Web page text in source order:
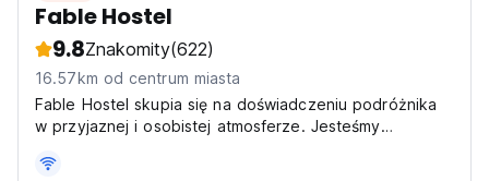
Fable Hostel
9.8Znakomity(622)
16.57km od centrum miasta
Fable Hostel skupia się na doświadczeniu podróżnika
w przyjaznej i osobistej atmosferze. Jesteśmy
niezapomnianego pobytu u nas.